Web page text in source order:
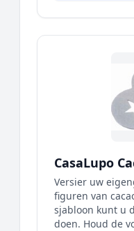
CasaLupo
Versier uw
figuren van
sjabloon kunt u
doen. Houd de